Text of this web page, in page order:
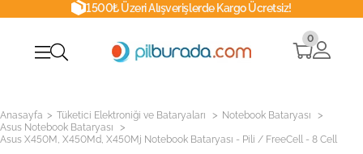
1500₺ Üzeri Alışverişlerde Kargo Ücretsiz!
0
Anasayfa > Tüketici Elektroniği ve Bataryaları > Notebook Bataryası >
Asus Notebook Bataryası >
Asus X450M, X450Md, X450Mj Notebook Bataryası - Pili / FreeCell - 8 Cell